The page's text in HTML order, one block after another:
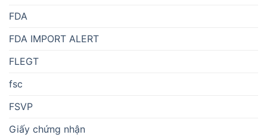
FDA
FDA IMPORT ALERT
FLEGT
fsc
FSVP
Giấy chứng nhận